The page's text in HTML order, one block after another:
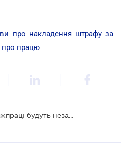
про накладення штрафу за
про працю
Які підстави перевірок Держпраці будуть незаконними: оновлено порядок